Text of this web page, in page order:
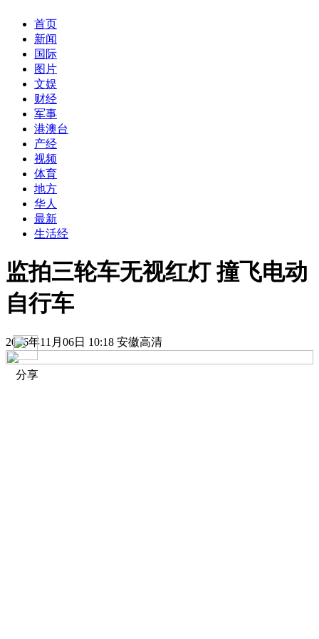
首页
新闻
国际
图片
文娱
财经
军事
港澳台
产经
视频
体育
地方
华人
最新
生活经
监拍三轮车无视红灯 撞飞电动
自行车
2016年11月06日 10:18 安徽高清
分享